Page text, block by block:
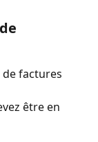
de factures
être en